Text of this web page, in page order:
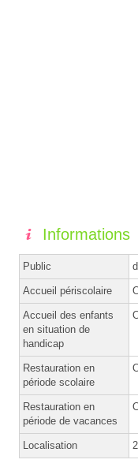
Informations
Public
Accueil périscolaire
Accueil des enfants
en situation de
handicap
Restauration en
période scolaire
Restauration en
période de vacances
Localisation